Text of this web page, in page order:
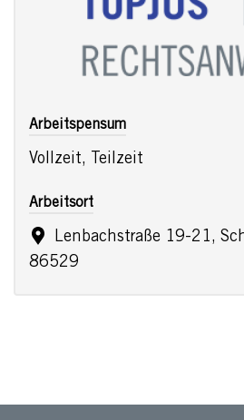
Arbeitspensum
Vollzeit, Teilzeit
Arbeitsort
Lenbachstraße 19-21,
86529